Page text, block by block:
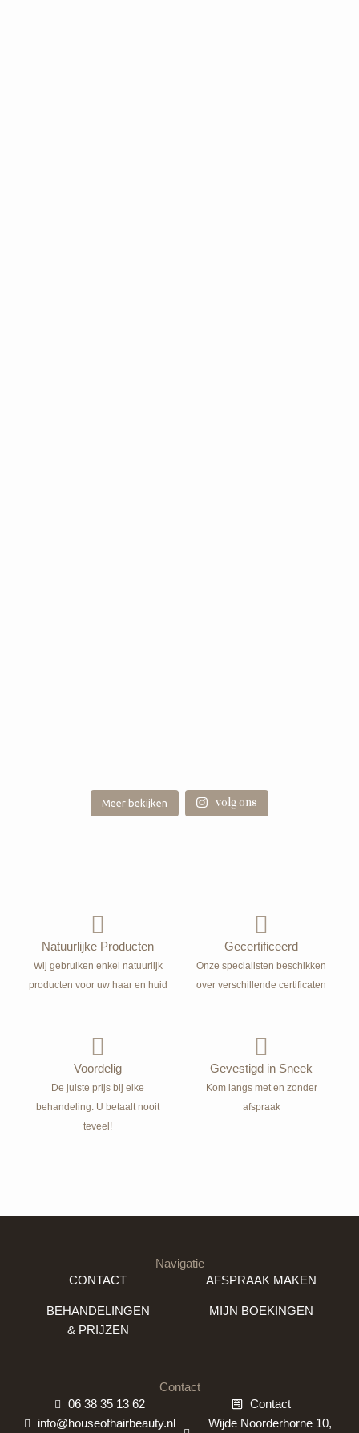
Meer bekijken volg ons
Natuurlijke Producten
Wij gebruiken enkel natuurlijk
producten voor uw haar en huid
Gecertificeerd
Onze specialisten beschikken
over verschillende certificaten
Voordelig
De juiste prijs bij elke
behandeling. U betaalt nooit
teveel!
Gevestigd in Sneek
Kom langs met en zonder
afspraak
Navigatie
CONTACT
BEHANDELINGEN
& PRIJZEN
AFSPRAAK MAKEN
MIJN BOEKINGEN
Contact
06 38 35 13 62
info@houseofhairbeauty.nl
Contact
Wijde Noorderhorne 10,